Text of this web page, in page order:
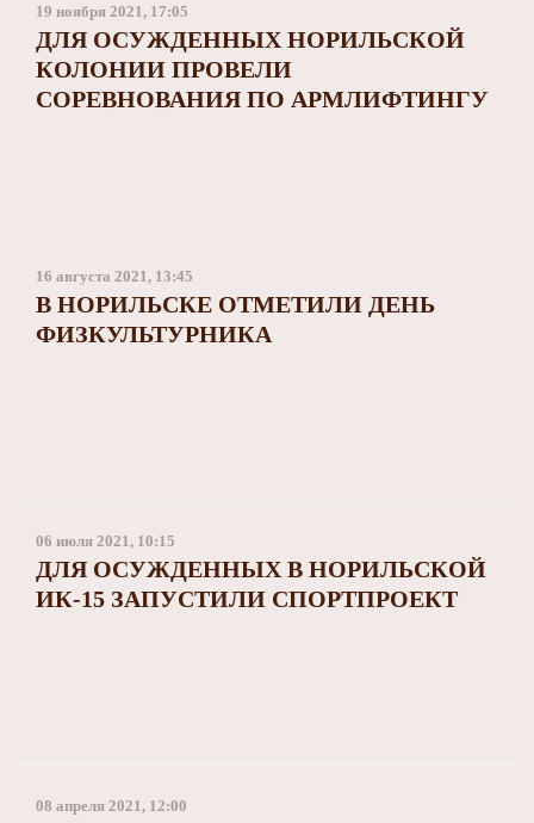
19 ноября 2021, 17:05
ДЛЯ ОСУЖДЕННЫХ НОРИЛЬСКОЙ
КОЛОНИИ ПРОВЕЛИ
СОРЕВНОВАНИЯ ПО АРМЛИФТИНГУ
16 августа 2021, 13:45
В НОРИЛЬСКЕ ОТМЕТИЛИ ДЕНЬ
ФИЗКУЛЬТУРНИКА
06 июля 2021, 10:15
ДЛЯ ОСУЖДЕННЫХ В НОРИЛЬСКОЙ
ИК-15 ЗАПУСТИЛИ СПОРТПРОЕКТ
08 апреля 2021, 12:00